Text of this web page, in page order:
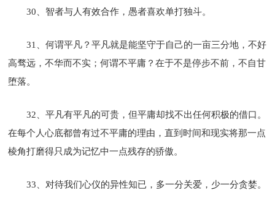
30、智者与人有效合作，愚者喜欢单打独斗。
31、何谓平凡？平凡就是能坚守于自己的一亩三分地，不好
高骛远，不华而不实；何谓不平庸？在于不是停步不前，不自甘
堕落。
32、平凡有平凡的可贵，但平庸却找不出任何积极的借口。
在每个人心底都曾有过不平庸的理由，直到时间和现实将那一点
棱角打磨得只成为记忆中一点残存的骄傲。
33、对待我们心仪的异性知已，多一分关爱，少一分贪婪。